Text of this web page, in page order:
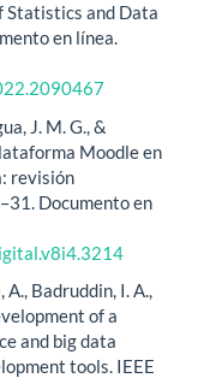
Statistics and Data
en línea.
J. M. G., &
Moodle en
revisión
Documento en
Badruddin, I. A.,
of a
and big data
tools. IEEE